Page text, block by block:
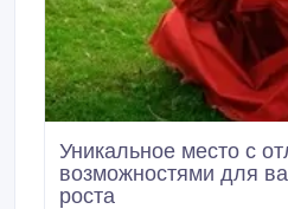
Уникальное место с
возможностями для
роста